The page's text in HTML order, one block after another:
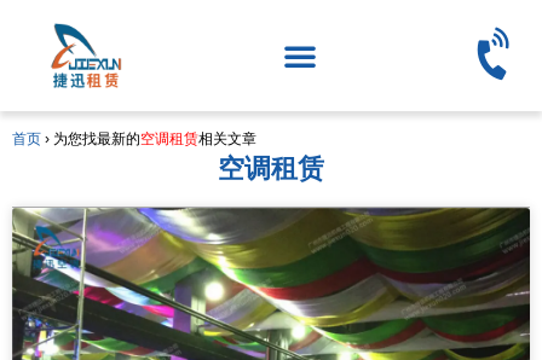
首页 › 为您找最新的空调租赁相关文章
空调租赁